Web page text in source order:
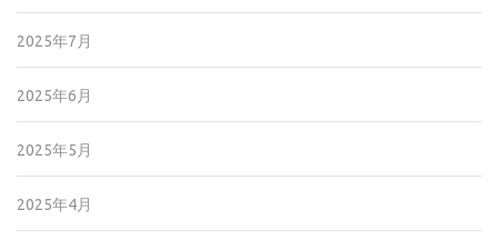
2025年7月
2025年6月
2025年5月
2025年4月